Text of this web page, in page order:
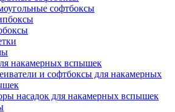
софтбоксы
накамерных вспышек
и софтбоксы для накамерных
насадок для накамерных вспышек